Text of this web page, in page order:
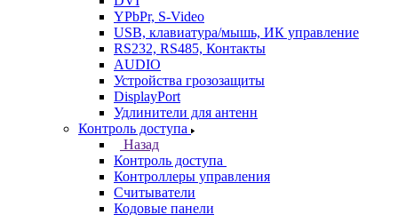
YPbPr, S-Video
USB, клавиатура/мышь, ИК управление
RS232, RS485, Контакты
AUDIO
Устройства грозозащиты
DisplayPort
Удлинители для антенн
Контроль доступа
Назад
Контроль доступа
Контроллеры управления
Считыватели
Кодовые панели